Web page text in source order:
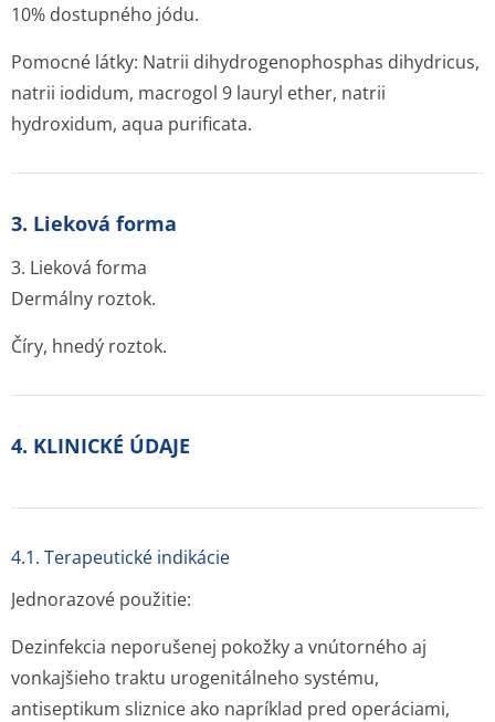
10% dostupného jódu.
Pomocné látky: Natrii dihydrogenophosphas dihydricus,
natrii iodidum, macrogol 9 lauryl ether, natrii
hydroxidum, aqua purificata.
3. Lieková forma
3. Lieková forma
Dermálny roztok.
Číry, hnedý roztok.
4. KLINICKÉ ÚDAJE
4.1. Terapeutické indikácie
Jednorazové použitie:
Dezinfekcia neporušenej pokožky a vnútorného aj
vonkajšieho traktu urogenitálneho systému,
antiseptikum sliznice ako napríklad pred operáciami,